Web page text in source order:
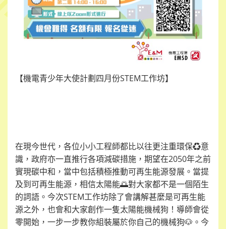
【機電青少年大使計劃四月份STEM工作坊】
在現今世代，各位小小工程師都比以往更注重環保♻️意
識，政府亦一直推行各項減碳措施，期望在2050年之前
實現碳中和，當中包括積極推動可再生能源發展 。當提
及到可再生能源，相信太陽能🌅對大家都不是一個陌生
的詞語。今次STEM工作坊除了會講解甚麼是可再生能
源之外，也會和大家創作一隻太陽能機械狗！導師會從
零開始，一步一步教你組裝屬於你自己的機械狗🐶 。今